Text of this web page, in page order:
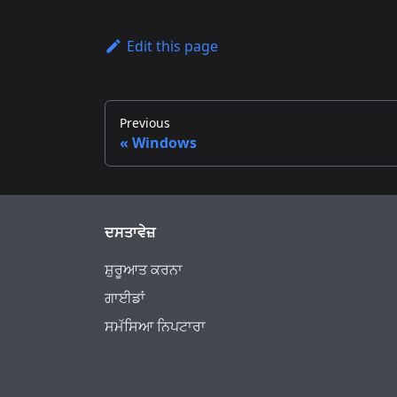
Edit this page
Previous
Windows
ਦਸਤਾਵੇਜ਼
ਸ਼ੁਰੂਆਤ ਕਰਨਾ
ਗਾਈਡਾਂ
ਸਮੱਸਿਆ ਨਿਪਟਾਰਾ